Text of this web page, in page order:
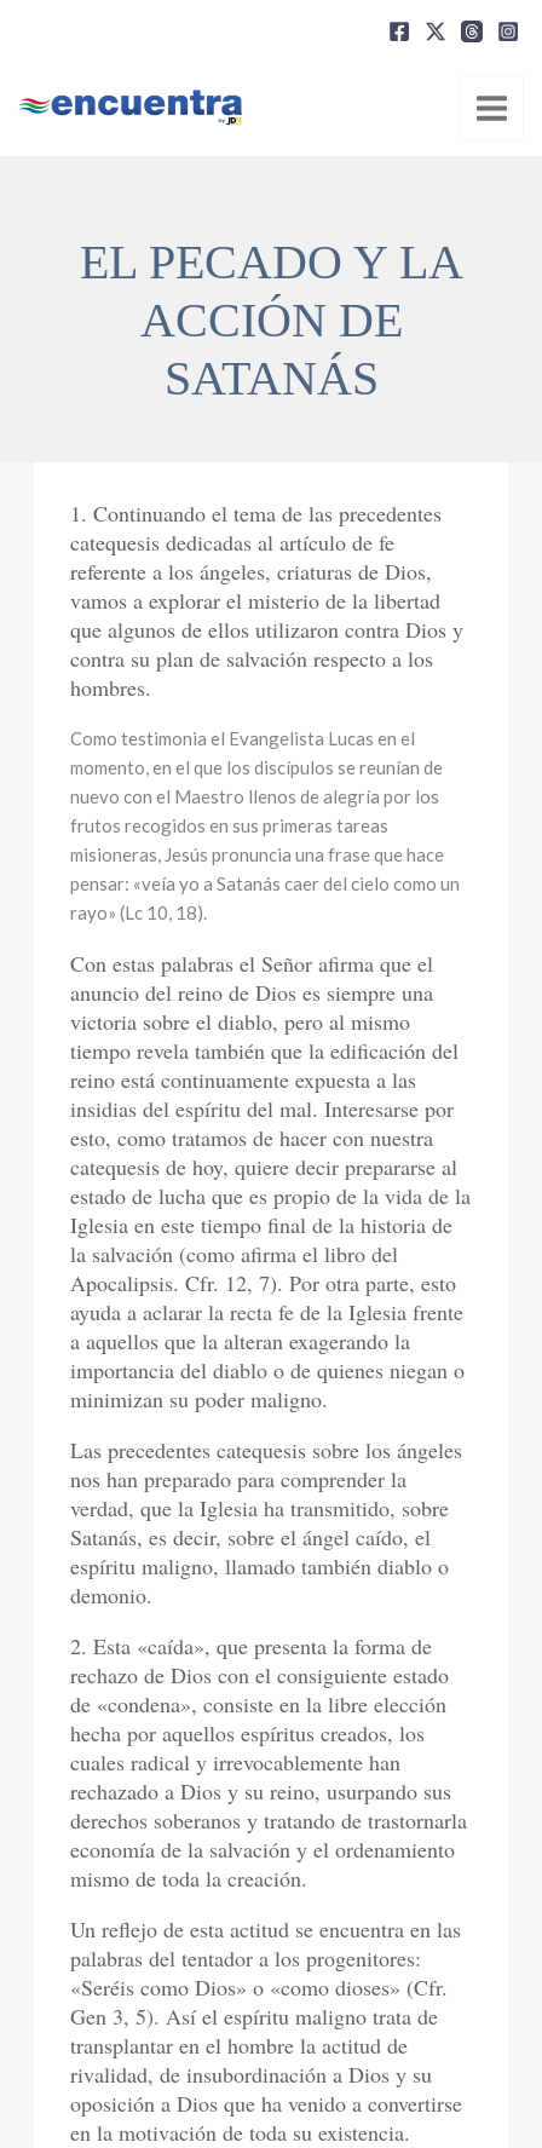
EL PECADO Y LA
ACCIÓN DE
SATANÁS
1. Continuando el tema de las precedentes
catequesis dedicadas al artículo de fe
referente a los ángeles, criaturas de Dios,
vamos a explorar el misterio de la libertad
que algunos de ellos utilizaron contra Dios y
contra su plan de salvación respecto a los
hombres.
Como testimonia el Evangelista Lucas en el
momento, en el que los discípulos se reunían de
nuevo con el Maestro llenos de alegría por los
frutos recogidos en sus primeras tareas
misioneras, Jesús pronuncia una frase que hace
pensar: «veía yo a Satanás caer del cielo como un
rayo» (Lc 10, 18).
Con estas palabras el Señor afirma que el
anuncio del reino de Dios es siempre una
victoria sobre el diablo, pero al mismo
tiempo revela también que la edificación del
reino está continuamente expuesta a las
insidias del espíritu del mal. Interesarse por
esto, como tratamos de hacer con nuestra
catequesis de hoy, quiere decir prepararse al
estado de lucha que es propio de la vida de la
Iglesia en este tiempo final de la historia de
la salvación (como afirma el libro del
Apocalipsis. Cfr. 12, 7). Por otra parte, esto
ayuda a aclarar la recta fe de la Iglesia frente
a aquellos que la alteran exagerando la
importancia del diablo o de quienes niegan o
minimizan su poder maligno.
Las precedentes catequesis sobre los ángeles
nos han preparado para comprender la
verdad, que la Iglesia ha transmitido, sobre
Satanás, es decir, sobre el ángel caído, el
espíritu maligno, llamado también diablo o
demonio.
2. Esta «caída», que presenta la forma de
rechazo de Dios con el consiguiente estado
de «condena», consiste en la libre elección
hecha por aquellos espíritus creados, los
cuales radical y irrevocablemente han
rechazado a Dios y su reino, usurpando sus
derechos soberanos y tratando de trastornarla
economía de la salvación y el ordenamiento
mismo de toda la creación.
Un reflejo de esta actitud se encuentra en las
palabras del tentador a los progenitores:
«Seréis como Dios» o «como dioses» (Cfr.
Gen 3, 5). Así el espíritu maligno trata de
transplantar en el hombre la actitud de
rivalidad, de insubordinación a Dios y su
oposición a Dios que ha venido a convertirse
en la motivación de toda su existencia.